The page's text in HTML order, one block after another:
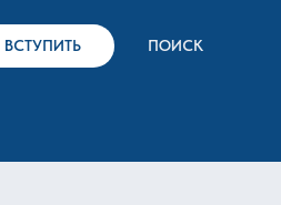
ВСТУПИТЬ ПОИСК